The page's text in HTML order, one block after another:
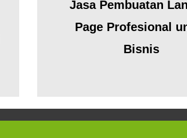
Jasa Pembuatan
Page Profesional
Bisnis